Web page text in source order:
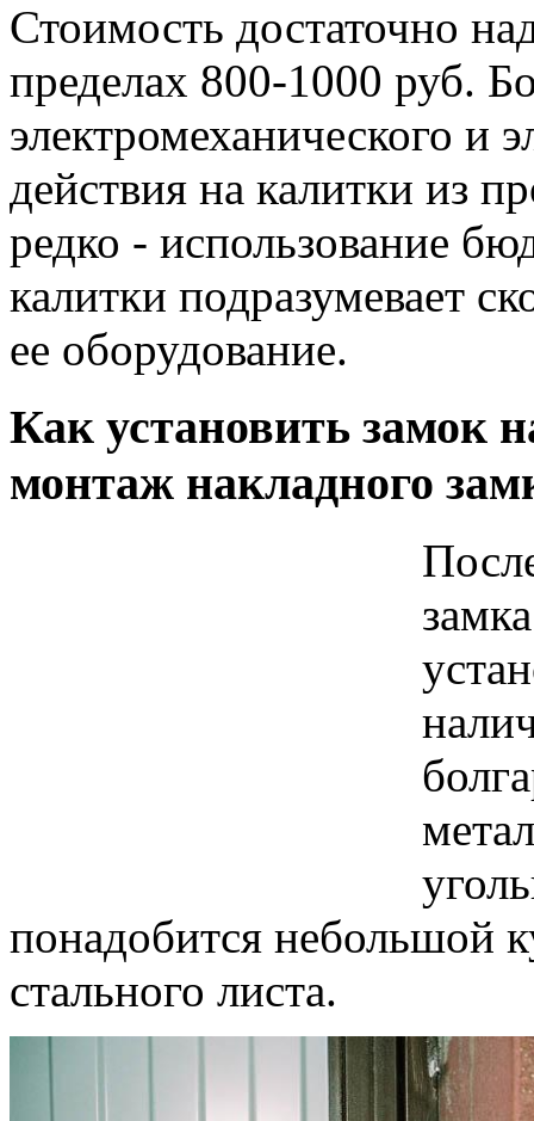
Стоимость достаточно
пределах 800-1000 руб.
электромеханического и
действия на калитки из
редко - использование
калитки подразумевает
ее оборудование.
Как установить замок
монтаж накладного
понадобится небольшой
стального листа.